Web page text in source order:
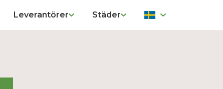
Leverantörer Städer